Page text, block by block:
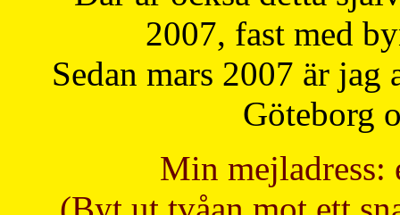
2007, fast med
Sedan mars 2007 är
Göteborg
Min mejladress: